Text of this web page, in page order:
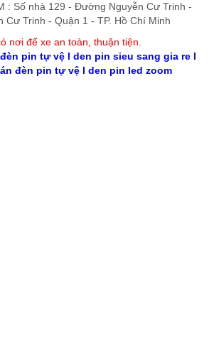
: Số nhà 129 - Đường Nguyễn Cư Trinh -
Cư Trinh - Quận 1 - TP. Hồ Chí Minh
nơi để xe an toàn, thuận tiện
đèn pin tự vệl den pin sieu sang gia rel
đèn pin tự vệl den pin led zoom